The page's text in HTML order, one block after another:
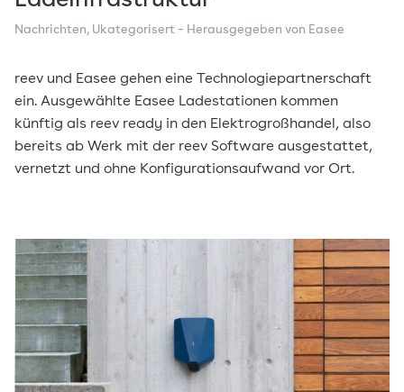
Nachrichten, Ukategorisert – Herausgegeben von Easee
reev und Easee gehen eine Technologiepartnerschaft
ein. Ausgewählte Easee Ladestationen kommen
künftig als reev ready in den Elektrogroßhandel, also
bereits ab Werk mit der reev Software ausgestattet,
vernetzt und ohne Konfigurationsaufwand vor Ort.